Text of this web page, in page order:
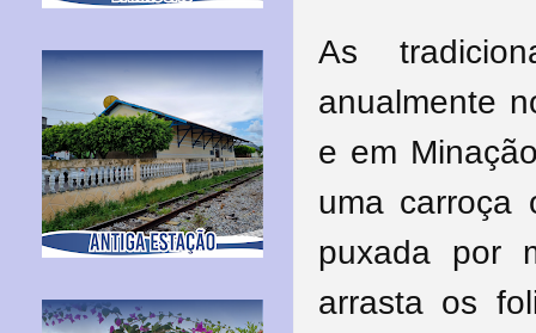
As
anualmente
e em
uma carroça
puxada por
arrasta os